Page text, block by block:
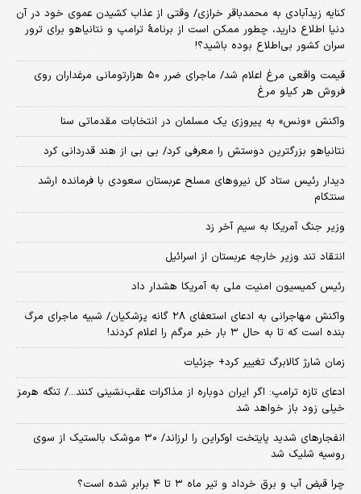
کنایه زیدآبادی به محمدباقر خرازی/ وقتی از عذاب کشیدن عموی خود در آن
دنیا اطلاع دارید، چطور ممکن است از برنامهٔ ترامپ و نتانیاهو برای ترور
سران کشور بی‌اطلاع بوده باشید؟!
قیمت واقعی مرغ اعلام شد/ ماجرای ضرر ۵۰ هزارتومانی مرغداران روی
فروش هر کیلو مرغ
واکنش «ونس» به پیروزی یک مسلمان در انتخابات مقدماتی سنا
نتانیاهو بزرگترین دوستش را معرفی کرد/ بی بی از هند قدردانی کرد
دیدار رئیس ستاد کل نیروهای مسلح عربستان سعودی با فرمانده ارشد
سنتکام
وزیر جنگ آمریکا به سیم آخر زد
انتقاد تند وزیر خارجه عربستان از اسرائیل
رئیس کمیسیون امنیت ملی به آمریکا هشدار داد
واکنش مهاجرانی به ادعای استعفای ۲۸ گانه پزشکیان/ شبیه ماجرای مرگ
بنده است که تا به حال ۳ بار خبر مرگم را اعلام کردند!
زمان شارژ کالابرگ تغییر کرد+ جزئیات
ادعای تازه ترامپ: اگر ایران دوباره از مذاکرات عقب‌نشینی کنند.../ تنگه هرمز
خیلی زود باز خواهد شد
انفجارهای شدید پایتخت اوکراین را لرزاند/ ۳۰ موشک بالستیک از سوی
روسیه شلیک شد
چرا قبض آب و برق خرداد و تیر ماه ۳ تا ۴ برابر شده است؟